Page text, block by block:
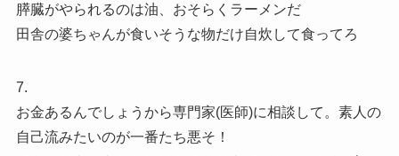
膵臓がやられるのは油、おそらくラーメンだ
田舎の婆ちゃんが食いそうな物だけ自炊して食ってろ
7.
お金あるんでしょうから専門家(医師)に相談して。素人の
自己流みたいのが一番たち悪そ！